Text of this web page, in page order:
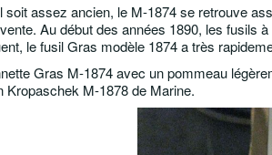
soit assez ancien, le M-1874 se retrouve
Au début des années 1890, les fusils
le fusil Gras modèle 1874 a très
Gras M-1874 avec un pommeau
Kropaschek M-1878 de Marine.